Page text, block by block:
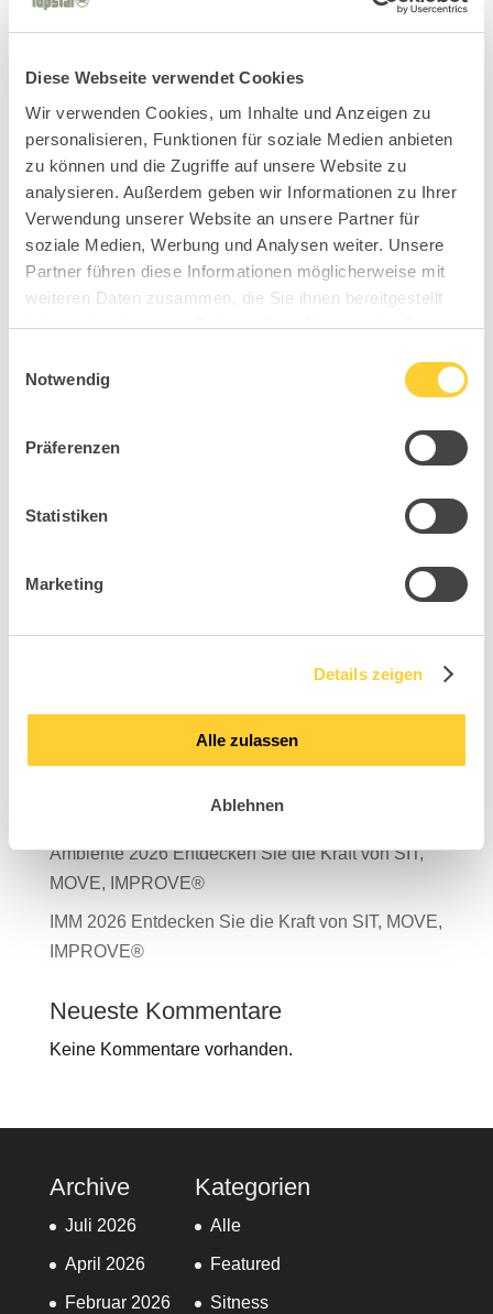
Diese Webseite verwendet Cookies
Wir verwenden Cookies, um Inhalte und Anzeigen zu
personalisieren, Funktionen für soziale Medien anbieten
zu können und die Zugriffe auf unsere Website zu
analysieren. Außerdem geben wir Informationen zu Ihrer
Verwendung unserer Website an unsere Partner für
soziale Medien, Werbung und Analysen weiter. Unsere
Partner führen diese Informationen möglicherweise mit
weiteren Daten zusammen, die Sie ihnen bereitgestellt
haben oder die sie im Rahmen Ihrer Nutzung der Dienste
Notwendig
Präferenzen
Statistiken
Marketing
Details zeigen
Alle zulassen
Ablehnen
Suchen
Nachhaltigkeitsbericht 2025 ist da!
TDR – Tag der Rückengesundheit 2026
Ambiente 2026 Entdecken Sie die Kraft von SIT,
MOVE, IMPROVE®
IMM 2026 Entdecken Sie die Kraft von SIT, MOVE,
IMPROVE®
Neueste Kommentare
Keine Kommentare vorhanden.
Archive
Juli 2026
April 2026
Februar 2026
Kategorien
Alle
Featured
Sitness